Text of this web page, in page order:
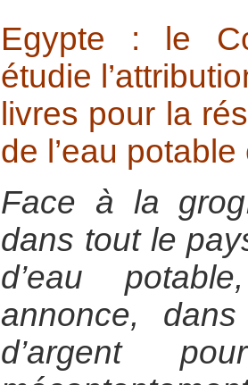
Egypte : le
étudie
livres pour la
de l’eau potable
Face à la
dans tout le
d’eau
annonce, dans
d’argent